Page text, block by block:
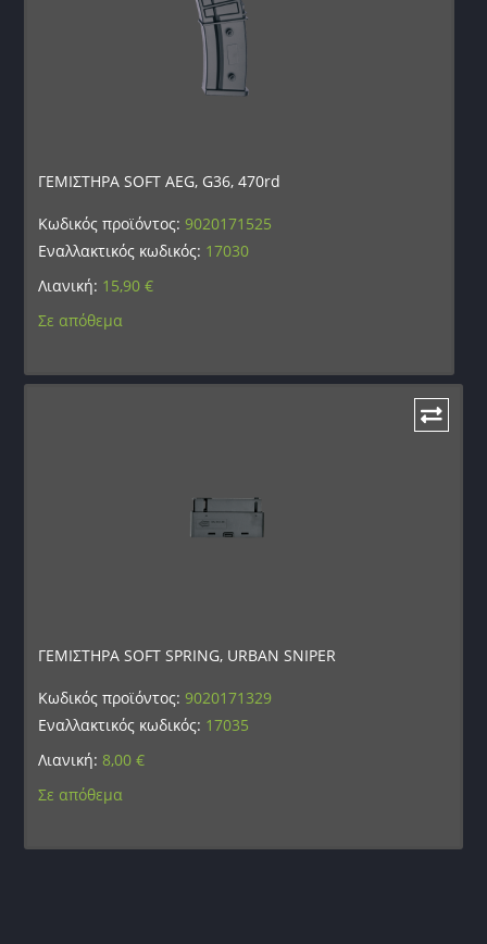
ΓΕΜΙΣΤΗΡΑ SOFT AEG, G36, 470rd
Κωδικός προϊόντος:9020171525
Εναλλακτικός κωδικός: 17030
Λιανική: 15,90€
Σε απόθεμα
ΓΕΜΙΣΤΗΡΑ SOFT SPRING, URBAN SNIPER
Κωδικός προϊόντος:9020171329
Εναλλακτικός κωδικός: 17035
Λιανική:8,00€
Σε απόθεμα